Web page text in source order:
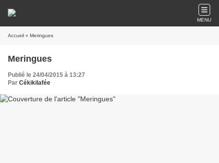
MENU
Accueil » Meringues
Meringues
Publié le 24/04/2015 à 13:27
Par Cékikilafée